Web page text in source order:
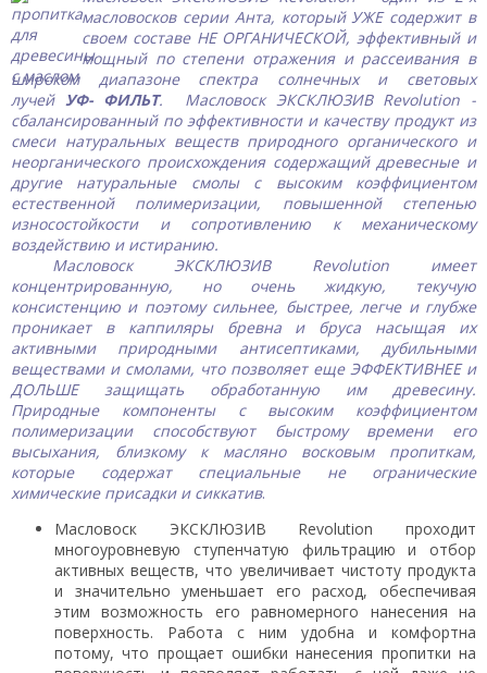
масловосков серии Анта, который УЖЕ содержит в
своем составе НЕ ОРГАНИЧЕСКОЙ, эффективный и
мощный по степени отражения и рассеивания в
широком диапазонеспектра солнечных и световых
лучей УФ- ФИЛЬТ. Масловоск ЭКСКЛЮЗИВ Revolution -
сбалансированный по эффективности и качеству продукт из
смеси натуральных веществ природного органического и
неорганического происхождения содержащий древесные и
другие натуральные смолы с высоким коэффициентом
естественной полимеризации, повышенной степенью
износостойкости и сопротивлению к механическому
воздействию и истиранию.
Масловоск
ЭКСКЛЮЗИВ Revolution имеет
концентрированную, но очень жидкую, текучую
консистенцию и поэтому сильнее, быстрее, легче и глубже
проникает в каппиляры бревна и бруса насыщая их
активными природными антисептиками, дубильными
веществами и смолами, что позволяет еще ЭФФЕКТИВНЕЕ и
ДОЛЬШЕ защищать обработанную им древесину.
Природные компоненты с высоким коэффициентом
полимеризации способствуют быстрому времени его
высыхания, близкому к масляно восковым пропиткам,
которые содержат специальные не огранические
химические присадки и сиккатив.
Масловоск ЭКСКЛЮЗИВ Revolution проходит
многоуровневую ступенчатую фильтрацию и отбор
активных веществ, что увеличивает чистоту продукта
и значительно уменьшает его расход, обеспечивая
этим возможность его равномерного нанесения на
поверхность. Работа с ним удобна и комфортна
потому, что прощает ошибки нанесения пропитки на